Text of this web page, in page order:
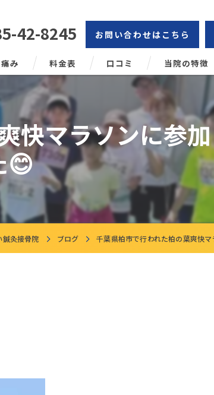
42-8245 お問い合わせはこちら
み 料金表 口コミ 当院の特徴
鍼灸
肩こり
頭痛
腰痛
姿勢矯正
快マラソンに参
😊
鍼灸接骨院 ブログ 千葉県柏市で行われた柏の葉爽快